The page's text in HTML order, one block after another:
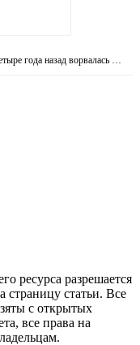
года назад ворвалась …
ресурса разрешается
страницу статьи. Все
с открытых
все права на